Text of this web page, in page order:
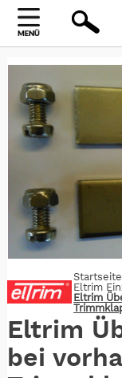
Startseite
Eltrim
Eltrim
Eltrim
bei